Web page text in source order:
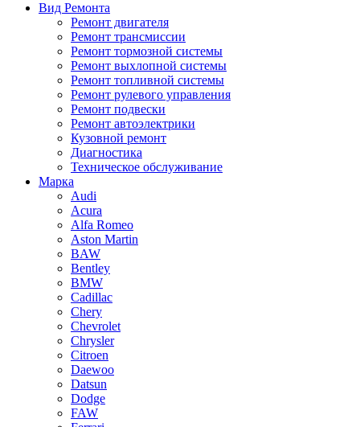
Вид Ремонта
Ремонт двигателя
Ремонт трансмиссии
Ремонт тормозной системы
Ремонт выхлопной системы
Ремонт топливной системы
Ремонт рулевого управления
Ремонт подвески
Ремонт автоэлектрики
Кузовной ремонт
Диагностика
Техническое обслуживание
Марка
Audi
Acura
Alfa Romeo
Aston Martin
BAW
Bentley
BMW
Cadillac
Chery
Chevrolet
Chrysler
Citroen
Daewoo
Datsun
Dodge
FAW